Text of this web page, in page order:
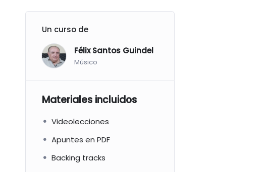
Un curso de
Félix Santos Guindel
Músico
Materiales incluidos
Videolecciones
Apuntes en PDF
Backing tracks